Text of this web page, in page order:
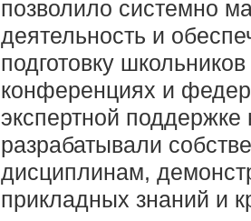
позволило системно
деятельность и
подготовку
конференциях и
экспертной
разрабатывали
дисциплинам,
прикладных знаний и